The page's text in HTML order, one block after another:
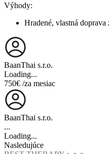
Výhody:
Hradené, vlastná doprava
BaanThai s.r.o.
Loading...
750€ /za mesiac
BaanThai s.r.o.
...
Loading...
Nasledujúce